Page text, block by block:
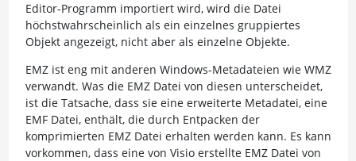
Editor-Programm importiert wird, wird die Datei
höchstwahrscheinlich als ein einzelnes gruppiertes
Objekt angezeigt, nicht aber als einzelne Objekte.
EMZ ist eng mit anderen Windows-Metadateien wie WMZ
verwandt. Was die EMZ Datei von diesen unterscheidet,
ist die Tatsache, dass sie eine erweiterte Metadatei, eine
EMF Datei, enthält, die durch Entpacken der
komprimierten EMZ Datei erhalten werden kann. Es kann
vorkommen, dass eine von Visio erstellte EMZ Datei von